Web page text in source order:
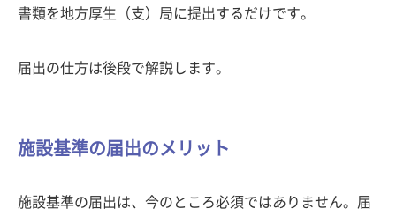
書類を地方厚生（支）局に提出するだけです。
届出の仕方は後段で解説します。
施設基準の届出のメリット
施設基準の届出は、今のところ必須ではありません。届